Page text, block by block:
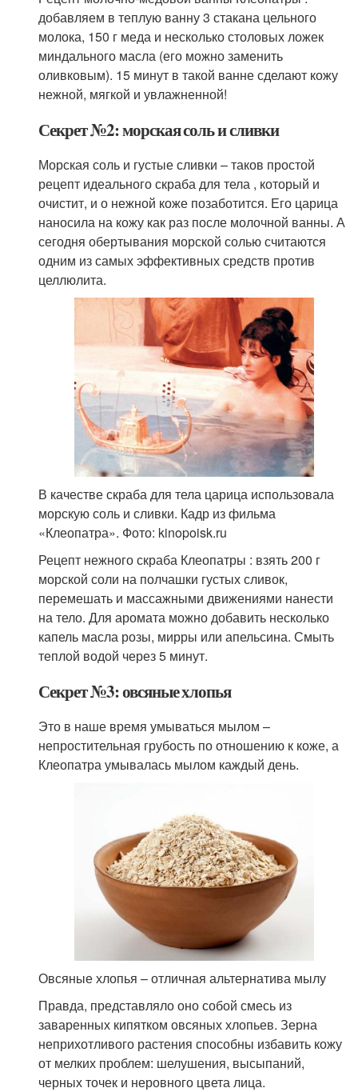
добавляем в теплую ванну 3 стакана цельного
молока, 150 г меда и несколько столовых ложек
миндального масла (его можно заменить
оливковым). 15 минут в такой ванне сделают кожу
нежной, мягкой и увлажненной!
Секрет №2: морская соль и сливки
Морская соль и густые сливки – таков простой
рецепт идеального скраба для тела , который и
очистит, и о нежной коже позаботится. Его царица
наносила на кожу как раз после молочной ванны. А
сегодня обертывания морской солью считаются
одним из самых эффективных средств против
целлюлита.
В качестве скраба для тела царица использовала
морскую соль и сливки. Кадр из фильма
«Клеопатра». Фото: kinopoisk.ru
Рецепт нежного скраба Клеопатры : взять 200 г
морской соли на полчашки густых сливок,
перемешать и массажными движениями нанести
на тело. Для аромата можно добавить несколько
капель масла розы, мирры или апельсина. Смыть
теплой водой через 5 минут.
Секрет №3: овсяные хлопья
Это в наше время умываться мылом –
непростительная грубость по отношению к коже, а
Клеопатра умывалась мылом каждый день.
Овсяные хлопья – отличная альтернатива мылу
Правда, представляло оно собой смесь из
заваренных кипятком овсяных хлопьев. Зерна
неприхотливого растения способны избавить кожу
от мелких проблем: шелушения, высыпаний,
черных точек и неровного цвета лица.